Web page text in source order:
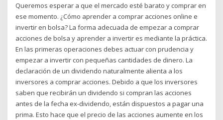
Queremos esperar a que el mercado esté barato y comprar en
ese momento. ¿Cómo aprender a comprar acciones online e
invertir en bolsa? La forma adecuada de empezar a comprar
acciones de bolsa y aprender a invertir es mediante la práctica.
En las primeras operaciones debes actuar con prudencia y
empezar a invertir con pequeñas cantidades de dinero. La
declaración de un dividendo naturalmente alienta a los
inversores a comprar acciones. Debido a que los inversores
saben que recibirán un dividendo si compran las acciones
antes de la fecha ex-dividendo, están dispuestos a pagar una
prima. Esto hace que el precio de las acciones aumente en los